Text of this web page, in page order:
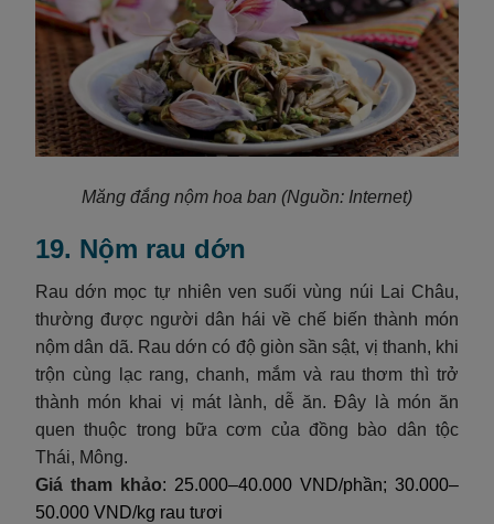
Măng đắng nộm hoa ban (Nguồn: Internet)
19. Nộm rau dớn
Rau dớn mọc tự nhiên ven suối vùng núi Lai Châu,
thường được người dân hái về chế biến thành món
nộm dân dã. Rau dớn có độ giòn sần sật, vị thanh, khi
trộn cùng lạc rang, chanh, mắm và rau thơm thì trở
thành món khai vị mát lành, dễ ăn. Đây là món ăn
quen thuộc trong bữa cơm của đồng bào dân tộc
Thái, Mông.
Giá tham khảo: 25.000–40.000 VND/phần; 30.000–
50.000 VND/kg rau tươi